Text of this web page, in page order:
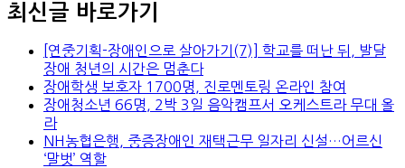
최신글 바로가기
[연중기획-장애인으로 살아가기(7)] 학교를 떠난 뒤, 발달
장애 청년의 시간은 멈춘다
장애학생 보호자 1700명, 진로멘토링 온라인 참여
장애청소년 66명, 2박 3일 음악캠프서 오케스트라 무대 올
라
NH농협은행, 중증장애인 재택근무 일자리 신설…어르신
‘말벗’ 역할